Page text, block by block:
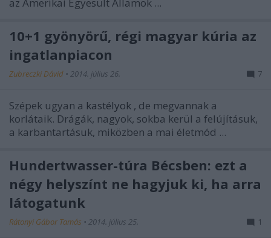
az Amerikai Egyesült Államok ...
10+1 gyönyörű, régi magyar kúria az
ingatlanpiacon
Zubreczki Dávid • 2014. július 26. 7
Szépek ugyan a kastélyok , de megvannak a
korlátaik. Drágák, nagyok, sokba kerül a felújításuk,
a karbantartásuk, miközben a mai életmód ...
Hundertwasser-túra Bécsben: ezt a
négy helyszínt ne hagyjuk ki, ha arra
látogatunk
Rátonyi Gábor Tamás • 2014. július 25. 1